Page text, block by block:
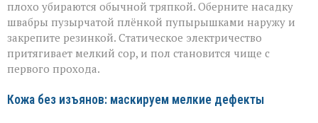
плохо убираются обычной тряпкой. Оберните насадку
швабры пузырчатой плёнкой пупырышками наружу и
закрепите резинкой. Статическое электричество
притягивает мелкий сор, и пол становится чище с
первого прохода.
Кожа без изъянов: маскируем мелкие дефекты